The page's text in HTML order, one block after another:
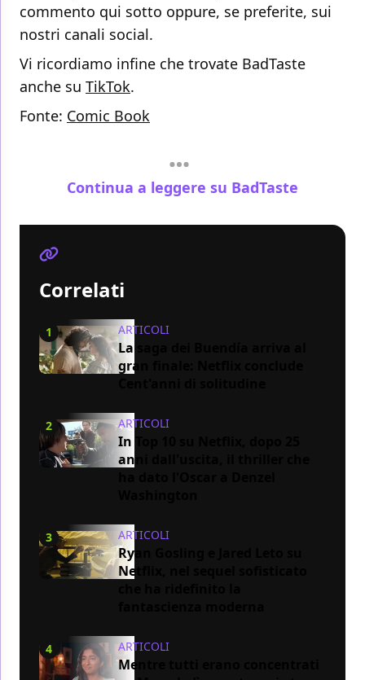
commento qui sotto oppure, se preferite, sui
nostri canali social.
Vi ricordiamo infine che trovate BadTaste
anche su TikTok.
Fonte: Comic Book
Continua a leggere su BadTaste
Correlati
1 ARTICOLI
La saga dei Buendía arriva al
gran finale: Netflix conclude
2 ARTICOLI
In Top 10 su Netflix, dopo 25
anni dall'uscita, il thriller che
3 ARTICOLI
Ryan Gosling e Jared Leto su
Netflix, nel sequel sofisticato
4 ARTICOLI
Mentre tutti erano concentrati